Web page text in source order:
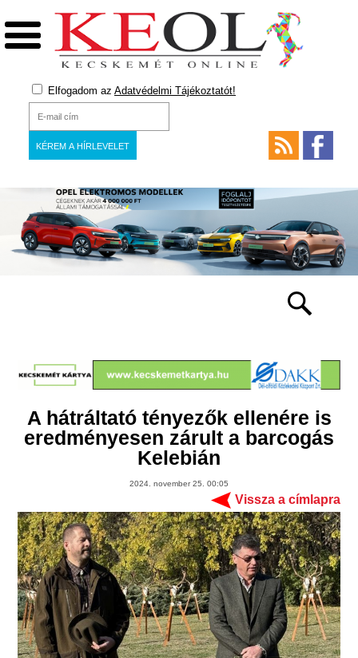
Elfogadom az Adatvédelmi Tájékoztatót!
A hátráltató tényezők ellenére is
eredményesen zárult a barcogás
Kelebián
2024. november 25. 00:05
Vissza a címlapra